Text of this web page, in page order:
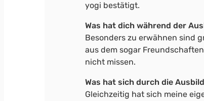
yogi bestätigt.
Was hat dich während der
Besonders zu erwähnen sind
aus dem sogar
nicht missen.
Was hat sich durch die
Gleichzeitig hat sich meine